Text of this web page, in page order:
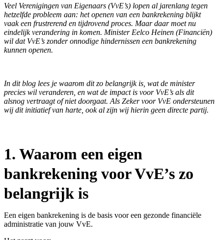
Veel Verenigingen van Eigenaars (VvE’s) lopen al jarenlang tegen
hetzelfde probleem aan: het openen van een bankrekening blijkt
vaak een frustrerend en tijdrovend proces. Maar daar moet nu
eindelijk verandering in komen. Minister Eelco Heinen (Financiën)
wil dat VvE’s zonder onnodige hindernissen een bankrekening
kunnen openen.
In dit blog lees je waarom dit zo belangrijk is, wat de minister
precies wil veranderen, en wat de impact is voor VvE’s als dit
alsnog vertraagt of niet doorgaat. Als Zeker voor VvE ondersteunen
wij dit initiatief van harte, ook al zijn wij hierin geen directe partij.
1. Waarom een eigen
bankrekening voor VvE’s zo
belangrijk is
Een eigen bankrekening is de basis voor een gezonde financiële
administratie van jouw VvE.